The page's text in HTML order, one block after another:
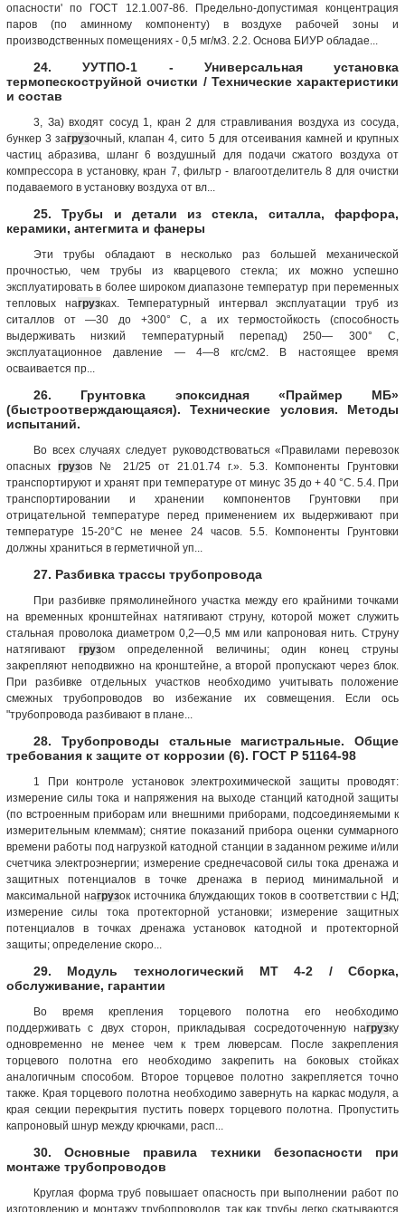
опасности' по ГОСТ 12.1.007-86. Предельно-допустимая концентрация
паров (по аминному компоненту) в воздухе рабочей зоны и
производственных помещениях - 0,5 мг/м3. 2.2. Основа БИУР обладае...
24. УУТПО-1 - Универсальная установка
термопескоструйной очистки / Технические характеристики
и состав
3, За) входят сосуд 1, кран 2 для стравливания воздуха из сосуда,
бункер 3 загрузочный, клапан 4, сито 5 для отсеивания камней и крупных
частиц абразива, шланг 6 воздушный для подачи сжатого воздуха от
компрессора в установку, кран 7, фильтр - влагоотделитель 8 для очистки
подаваемого в установку воздуха от вл...
25. Трубы и детали из стекла, ситалла, фарфора,
керамики, антегмита и фанеры
Эти трубы обладают в несколько раз большей механической
прочностью, чем трубы из кварцевого стекла; их можно успешно
эксплуатировать в более широком диапазоне температур при переменных
тепловых нагрузках. Температурный интервал эксплуатации труб из
ситаллов от —30 до +300° С, а их термостойкость (способность
выдерживать низкий температурный перепад) 250— 300° С,
эксплуатационное давление — 4—8 кгс/см2. В настоящее время
осваивается пр...
26. Грунтовка эпоксидная «Праймер МБ»
(быстроотверждающаяся). Технические условия. Методы
испытаний.
Во всех случаях следует руководствоваться «Правилами перевозок
опасных грузов № 21/25 от 21.01.74 г.». 5.3. Компоненты Грунтовки
транспортируют и хранят при температуре от минус 35 до + 40 °С. 5.4. При
транспортировании и хранении компонентов Грунтовки при
отрицательной температуре перед применением их выдерживают при
температуре 15-20°С не менее 24 часов. 5.5. Компоненты Грунтовки
должны храниться в герметичной уп...
27. Разбивка трассы трубопровода
При разбивке прямолинейного участка между его крайними точками
на временных кронштейнах натягивают струну, которой может служить
стальная проволока диаметром 0,2—0,5 мм или капроновая нить. Струну
натягивают грузом определенной величины; один конец струны
закрепляют неподвижно на кронштейне, а второй пропускают через блок.
При разбивке отдельных участков необходимо учитывать положение
смежных трубопроводов во избежание их совмещения. Если ось
"трубопровода разбивают в плане...
28. Трубопроводы стальные магистральные. Общие
требования к защите от коррозии (6). ГОСТ Р 51164-98
1 При контроле установок электрохимической защиты проводят:
измерение силы тока и напряжения на выходе станций катодной защиты
(по встроенным приборам или внешними приборами, подсоединяемыми к
измерительным клеммам); снятие показаний прибора оценки суммарного
времени работы под нагрузкой катодной станции в заданном режиме и/или
счетчика электроэнергии; измерение среднечасовой силы тока дренажа и
защитных потенциалов в точке дренажа в период минимальной и
максимальной нагрузок источника блуждающих токов в соответствии с НД;
измерение силы тока протекторной установки; измерение защитных
потенциалов в точках дренажа установок катодной и протекторной
защиты; определение скоро...
29. Модуль технологический МТ 4-2 / Сборка,
обслуживание, гарантии
Во время крепления торцевого полотна его необходимо
поддерживать с двух сторон, прикладывая сосредоточенную нагрузку
одновременно не менее чем к трем люверсам. После закрепления
торцевого полотна его необходимо закрепить на боковых стойках
аналогичным способом. Второе торцевое полотно закрепляется точно
также. Края торцевого полотна необходимо завернуть на каркас модуля, а
края секции перекрытия пустить поверх торцевого полотна. Пропустить
капроновый шнур между крючками, расп...
30. Основные правила техники безопасности при
монтаже трубопроводов
Круглая форма труб повышает опасность при выполнении работ по
изготовлению и монтажу трубопроводов, так как трубы легко скатываются